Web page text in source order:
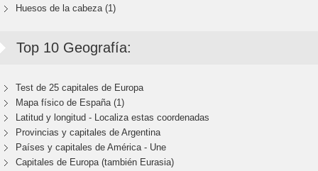
Huesos de la cabeza (1)
Top 10 Geografía:
Test de 25 capitales de Europa
Mapa físico de España (1)
Latitud y longitud - Localiza estas coordenadas
Provincias y capitales de Argentina
Países y capitales de América - Une
Capitales de Europa (también Eurasia)